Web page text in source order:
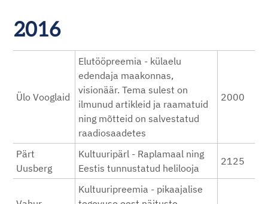
2016
Ülo Vooglaid
Elutööpreemia - külaelu
edendaja maakonnas,
visionäär. Tema sulest on
ilmunud artikleid ja raamatuid
ning mõtteid on salvestatud
raadiosaadetes
2000
Pärt
Uusberg
Kultuuripärl - Raplamaal ning
Eestis tunnustatud helilooja
2125
Kultuuripreemia - pikaajalise